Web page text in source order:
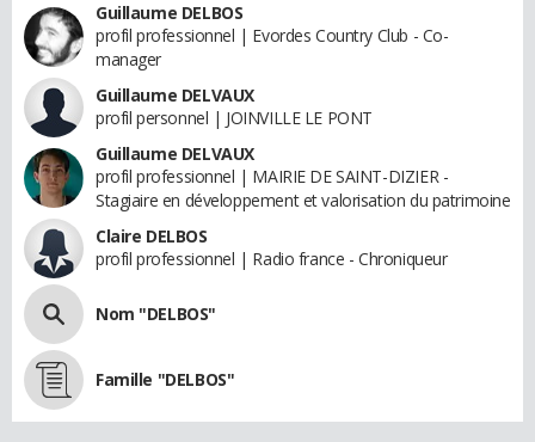
Guillaume DELBOS
profil professionnel | Evordes Country Club - Co-
manager
Guillaume DELVAUX
profil personnel | JOINVILLE LE PONT
Guillaume DELVAUX
profil professionnel | MAIRIE DE SAINT-DIZIER -
Stagiaire en développement et valorisation du patrimoine
Claire DELBOS
profil professionnel | Radio france - Chroniqueur
Nom "DELBOS"
Famille "DELBOS"